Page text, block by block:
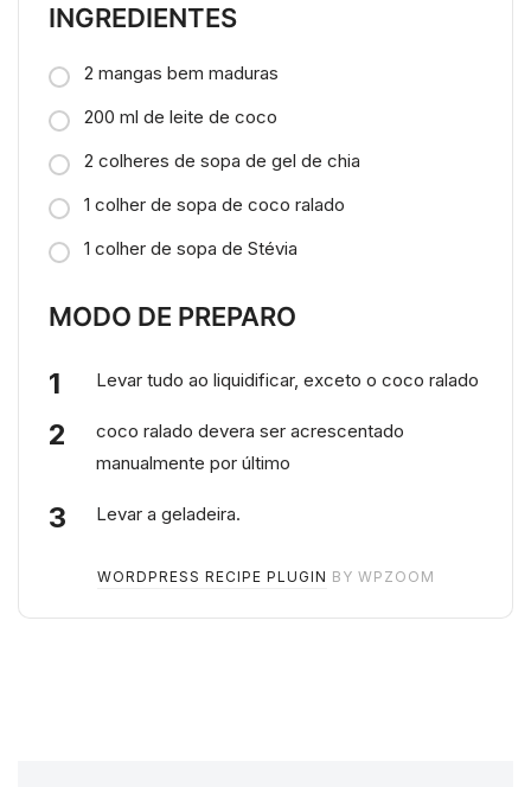
INGREDIENTES
2 mangas bem maduras
200 ml de leite de coco
2 colheres de sopa de gel de chia
1 colher de sopa de coco ralado
1 colher de sopa de Stévia
MODO DE PREPARO
Levar tudo ao liquidificar, exceto o coco ralado
coco ralado devera ser acrescentado
manualmente por último
Levar a geladeira.
WORDPRESS RECIPE PLUGIN BY WPZOOM